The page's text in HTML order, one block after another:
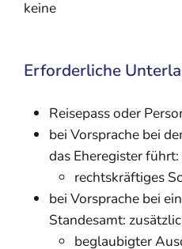
keine
Erforderliche
Reisepass oder
bei Vorsprache bei
das Eheregister
rechtskräftiges
bei Vorsprache bei
Standesamt:
beglaubigter